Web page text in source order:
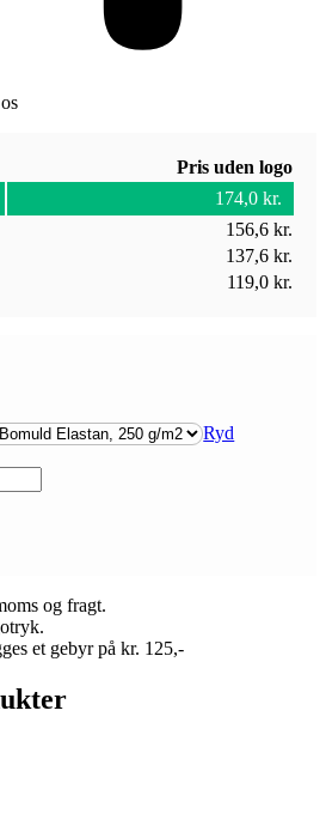
Pris uden logo
174,0 kr.
156,6 kr.
137,6 kr.
119,0 kr.
Ryd
og fragt.
et gebyr på kr. 125,-